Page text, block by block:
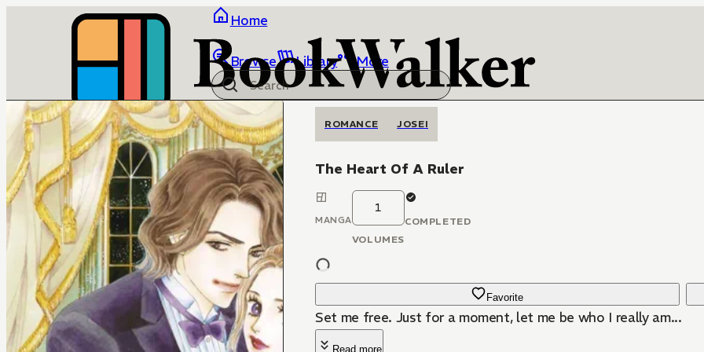
Home
Browse Library More
ROMANCE JOSEI
The Heart Of A Ruler
MANGA
1
VOLUMES
COMPLETED
Favorite
Set me free. Just for a moment, let me be who I really am...
Read more